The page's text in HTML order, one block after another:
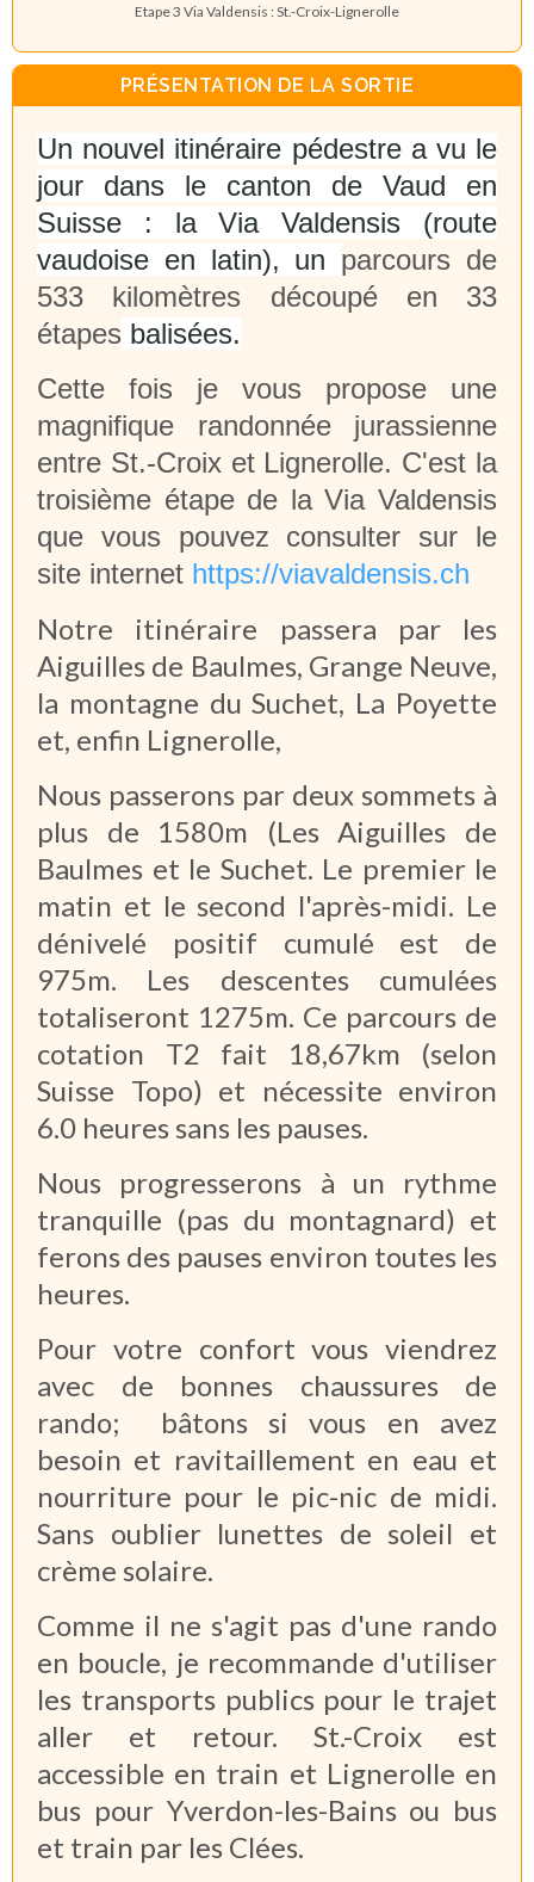
Etape 3 Via Valdensis : St.-Croix-Lignerolle
PRÉSENTATION DE LA SORTIE
Un nouvel itinéraire pédestre a vu le
jour dans le canton de Vaud en
Suisse : la Via Valdensis (route
vaudoise en latin), un parcours de
533 kilomètres découpé en 33
étapes balisées.
Cette fois je vous propose une
magnifique randonnée jurassienne
entre St.-Croix et Lignerolle. C'est la
troisième étape de la Via Valdensis
que vous pouvez consulter sur le
site internet https://viavaldensis.ch
Notre itinéraire passera par les
Aiguilles de Baulmes, Grange Neuve,
la montagne du Suchet, La Poyette
et, enfin Lignerolle,
Nous passerons par deux sommets à
plus de 1580m (Les Aiguilles de
Baulmes et le Suchet. Le premier le
matin et le second l'après-midi. Le
dénivelé positif cumulé est de
975m. Les descentes cumulées
totaliseront 1275m. Ce parcours de
cotation T2 fait 18,67km (selon
Suisse Topo) et nécessite environ
6.0 heures sans les pauses.
Nous progresserons à un rythme
tranquille (pas du montagnard) et
ferons des pauses environ toutes les
heures.
Pour votre confort vous viendrez
avec de bonnes chaussures de
rando; bâtons si vous en avez
besoin et ravitaillement en eau et
nourriture pour le pic-nic de midi.
Sans oublier lunettes de soleil et
crème solaire.
Comme il ne s'agit pas d'une rando
en boucle, je recommande d'utiliser
les transports publics pour le trajet
aller et retour. St.-Croix est
accessible en train et Lignerolle en
bus pour Yverdon-les-Bains ou bus
et train par les Clées.